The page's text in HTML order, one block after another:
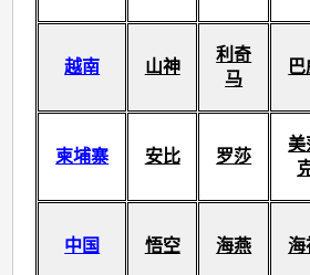
越南 山神
利奇
马
柬埔寨 安比 罗莎
美
中国 悟空 海燕 海